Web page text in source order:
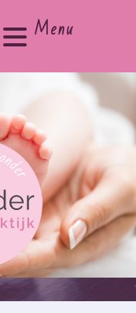
Menu